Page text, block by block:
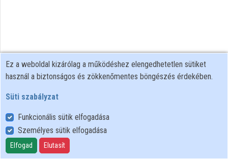
Felhasználói szabályzat
Adatkezelési tájékoztató
Süti szabályzat
Ez a weboldal kizárólag a működéshez elengedhetetlen sütiket
használ a biztonságos és zökkenőmentes böngészés érdekében.
Süti szabályzat
Funkcionális sütik elfogadása
Személyes sütik elfogadása
Elfogad Elutasít